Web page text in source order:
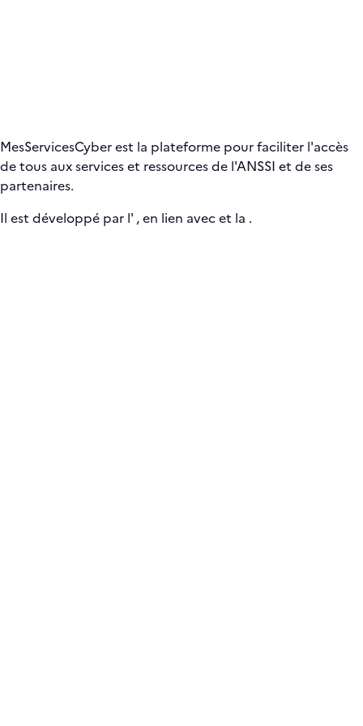
MesServicesCyber est la plateforme pour faciliter l'accès
de tous aux services et ressources de l'ANSSI et de ses
partenaires.
Il est développé par l' , en lien avecet la .